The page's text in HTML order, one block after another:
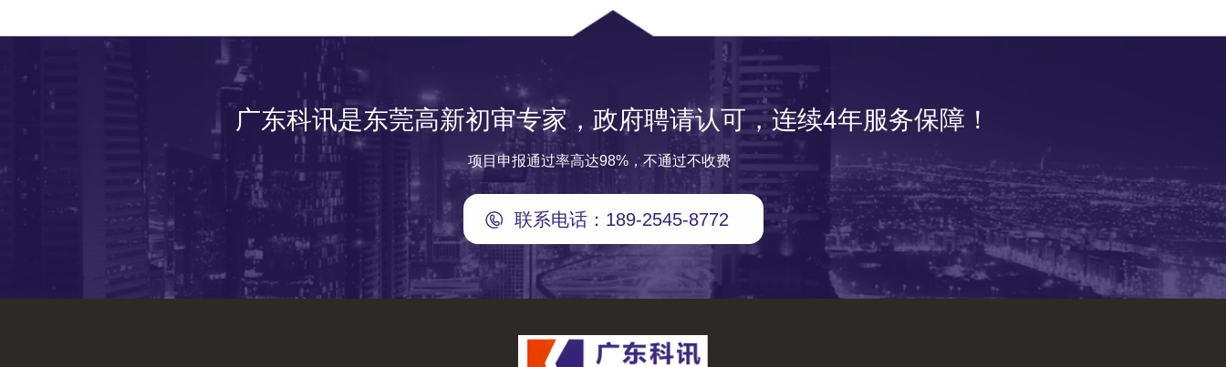
广东科讯是东莞高新初审专家，政府聘请认可，连续4年服务保障！
项目申报通过率高达98%，不通过不收费
联系电话：189-2545-8772